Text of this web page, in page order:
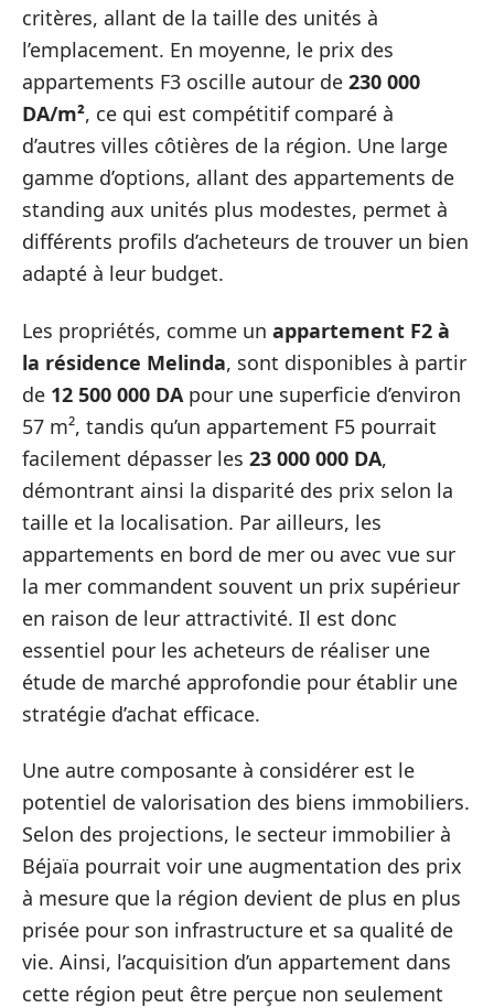
critères, allant de la taille des unités à
l’emplacement. En moyenne, le prix des
appartements F3 oscille autour de 230 000
DA/m², ce qui est compétitif comparé à
d’autres villes côtières de la région. Une large
gamme d’options, allant des appartements de
standing aux unités plus modestes, permet à
différents profils d’acheteurs de trouver un bien
adapté à leur budget.
Les propriétés, comme un appartement F2 à
la résidence Melinda, sont disponibles à partir
de 12 500 000 DA pour une superficie d’environ
57 m², tandis qu’un appartement F5 pourrait
facilement dépasser les 23 000 000 DA,
démontrant ainsi la disparité des prix selon la
taille et la localisation. Par ailleurs, les
appartements en bord de mer ou avec vue sur
la mer commandent souvent un prix supérieur
en raison de leur attractivité. Il est donc
essentiel pour les acheteurs de réaliser une
étude de marché approfondie pour établir une
stratégie d’achat efficace.
Une autre composante à considérer est le
potentiel de valorisation des biens immobiliers.
Selon des projections, le secteur immobilier à
Béjaïa pourrait voir une augmentation des prix
à mesure que la région devient de plus en plus
prisée pour son infrastructure et sa qualité de
vie. Ainsi, l’acquisition d’un appartement dans
cette région peut être perçue non seulement